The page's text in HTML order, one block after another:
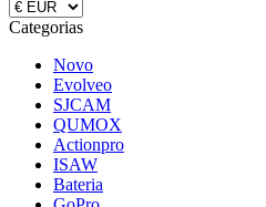
Categorias
Novo
Evolveo
SJCAM
QUMOX
Actionpro
ISAW
Bateria